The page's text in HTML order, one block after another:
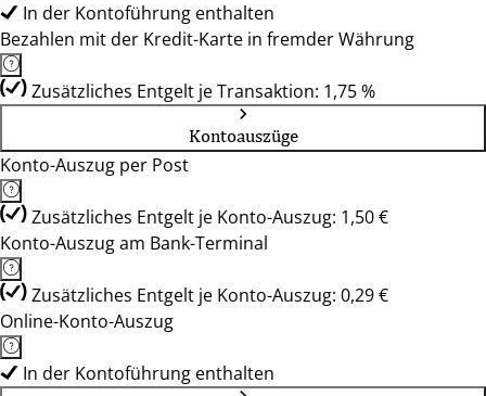
In der Kontoführung enthalten
Bezahlen mit der Kredit-Karte in fremder Währung
Zusätzliches Entgelt je Transaktion: 1,75 %
Kontoauszüge
Konto-Auszug per Post
Zusätzliches Entgelt je Konto-Auszug: 1,50 €
Konto-Auszug am Bank-Terminal
Zusätzliches Entgelt je Konto-Auszug: 0,29 €
Online-Konto-Auszug
In der Kontoführung enthalten